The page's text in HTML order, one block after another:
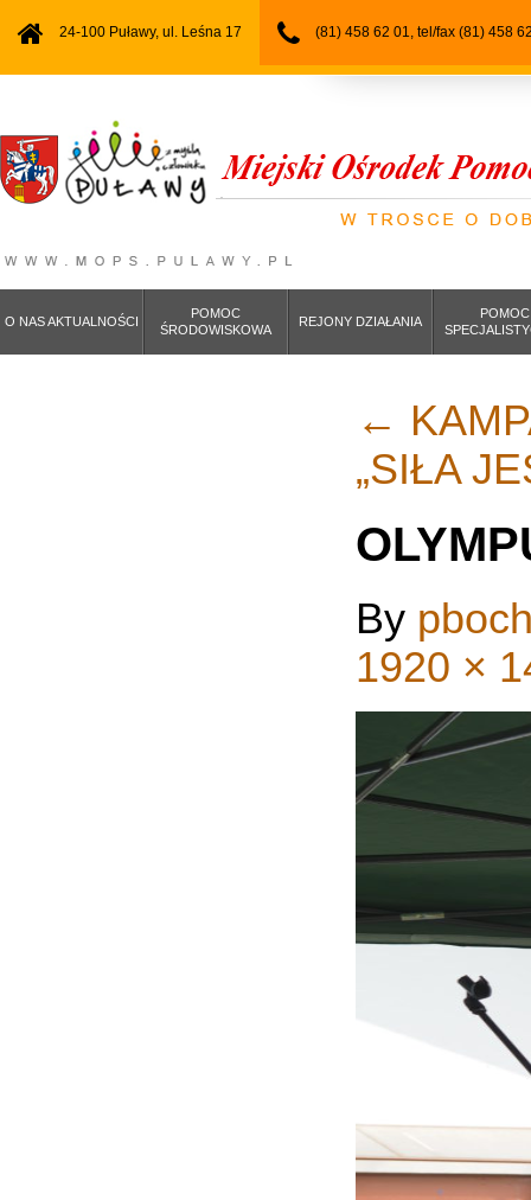
24-100 Puławy, ul. Leśna 17 (81) 458 62 01, tel/fax (81) 458
O NAS AKTUALNOŚCI
POMOC
ŚRODOWISKOWA
REJONY DZIAŁANIA
POMOC
←
„SIŁA
By
1920 ×